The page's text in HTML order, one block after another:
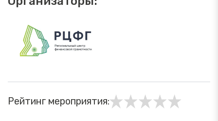
Рейтинг мероприятия: